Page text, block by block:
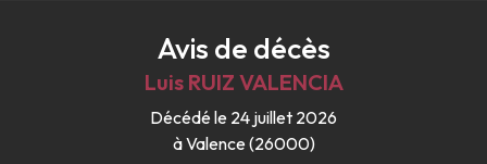
Avis de décès
Luis RUIZ VALENCIA
Décédé le 24 juillet 2026
à Valence (26000)